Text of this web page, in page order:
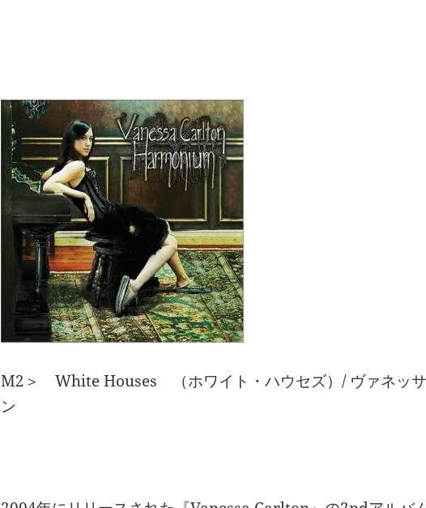
M2＞ White Houses （ホワイト・ハウセズ）/ ヴァネッサ
ン